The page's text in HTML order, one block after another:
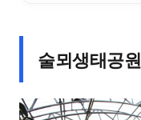
술뫼생태공원